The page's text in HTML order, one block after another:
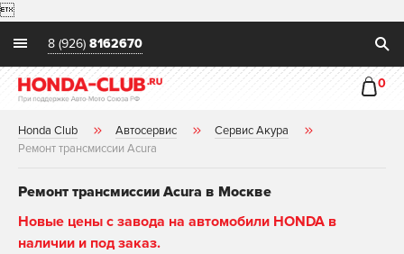

8 (926) 8162670
0
Honda Club Автосервис
Сервис Акура
Ремонт трансмиссии Acura
Ремонт трансмиссии Acura в Москве
Новые цены с завода на автомобили HONDA в
наличии и под заказ.